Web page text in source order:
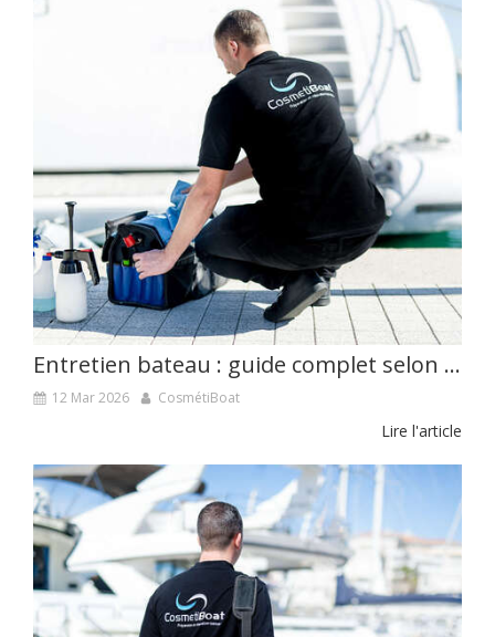
Entretien bateau : guide complet selon son type
12 Mar 2026 CosmétiBoat
Lire l'article